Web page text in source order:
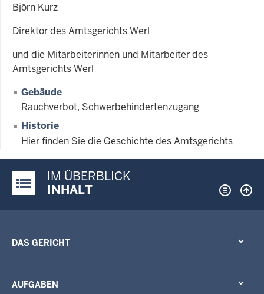
Björn Kurz
Direktor des Amtsgerichts Werl
und die Mitarbeiterinnen und Mitarbeiter des
Amtsgerichts Werl
Gebäude
Rauchverbot, Schwerbehindertenzugang
Historie
Hier finden Sie die Geschichte des Amtsgerichts
Justiz-Portal im Überblick:
IM ÜBERBLICK
INHALT
DAS GERICHT
AUFGABEN